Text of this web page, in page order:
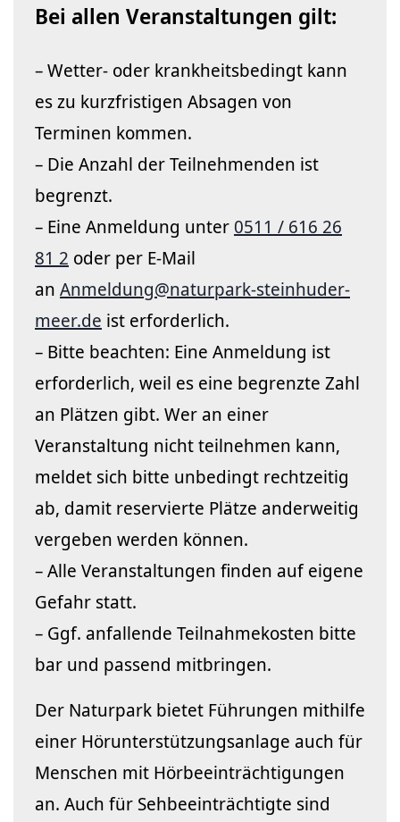
Bei allen Veranstaltungen gilt:
– Wetter- oder krankheitsbedingt kann
es zu kurzfristigen Absagen von
Terminen kommen.
– Die Anzahl der Teilnehmenden ist
begrenzt.
– Eine Anmeldung unter 0511 / 616 26
81 2 oder per E-Mail
an Anmeldung@naturpark-steinhuder-
meer.de ist erforderlich.
– Bitte beachten: Eine Anmeldung ist
erforderlich, weil es eine begrenzte Zahl
an Plätzen gibt. Wer an einer
Veranstaltung nicht teilnehmen kann,
meldet sich bitte unbedingt rechtzeitig
ab, damit reservierte Plätze anderweitig
vergeben werden können.
– Alle Veranstaltungen finden auf eigene
Gefahr statt.
– Ggf. anfallende Teilnahmekosten bitte
bar und passend mitbringen.
Der Naturpark bietet Führungen mithilfe
einer Hörunterstützungsanlage auch für
Menschen mit Hörbeeinträchtigungen
an. Auch für Sehbeeinträchtigte sind